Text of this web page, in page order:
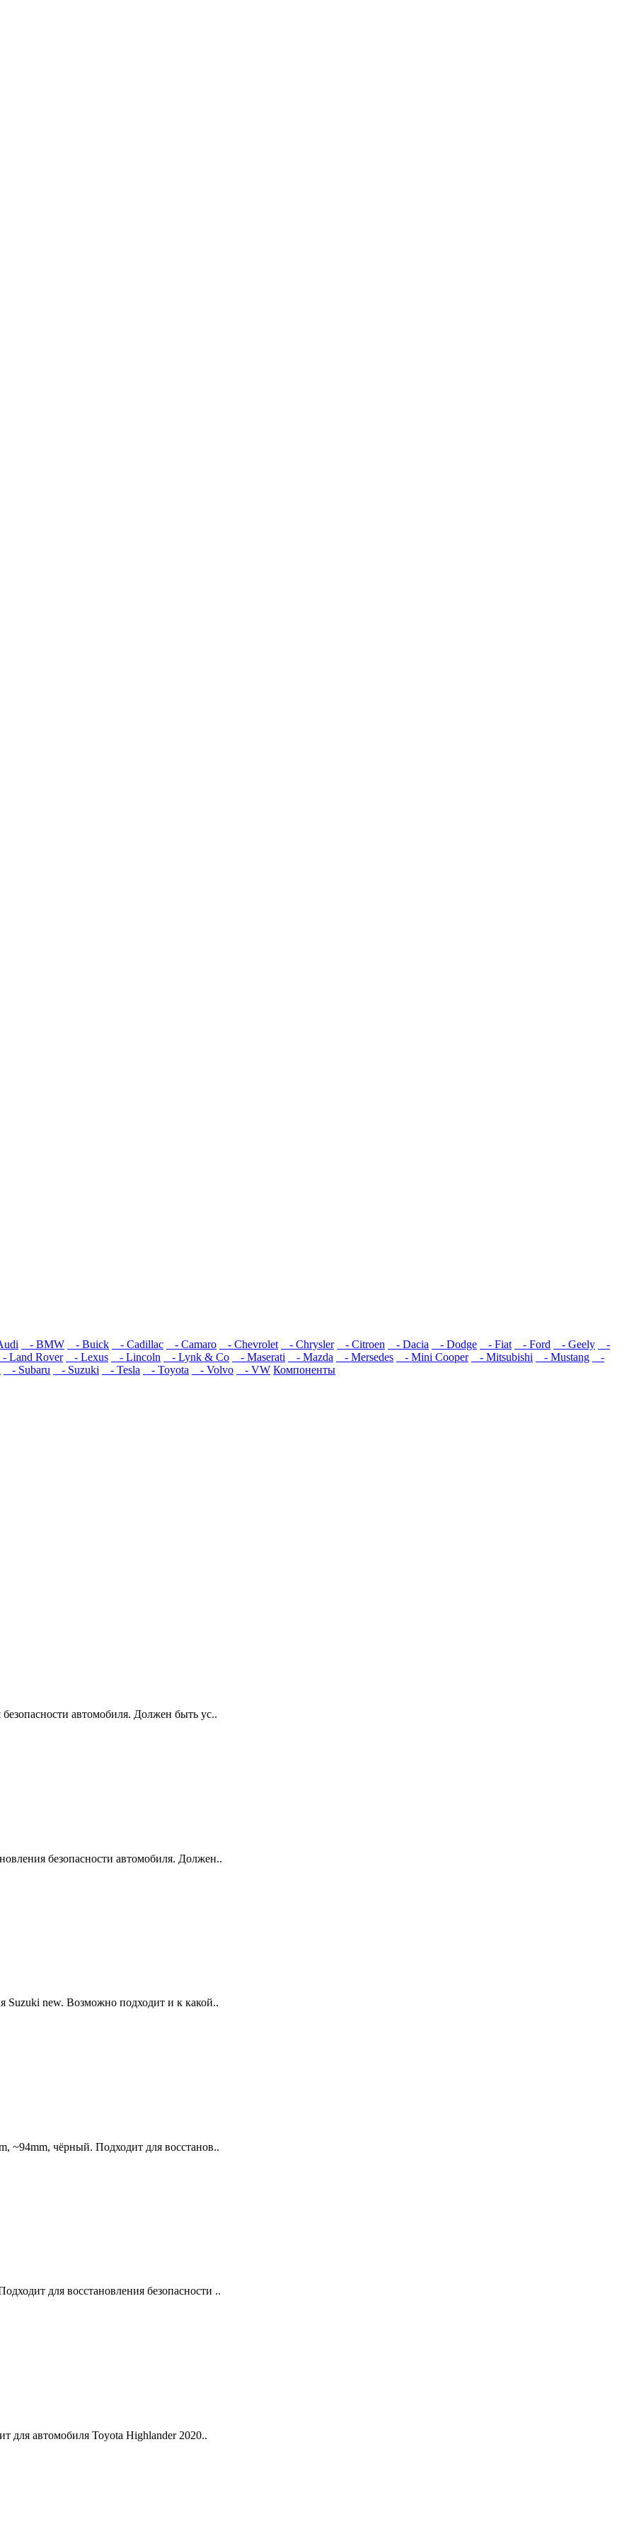
- BMW - Buick - Cadillac - Camaro - Chevrolet - Chrysler - Citroen - Dacia - Dodge - Fiat - Ford - Geely
-
Rover
- Lexus - Lincoln - Lynk & Co - Maserati - Mazda - Mersedes - Mini Cooper - Mitsubishi - Mustang
-
- Subaru - Suzuki - Tesla - Toyota - Volvo - VW Компоненты
автомобиля. Должен быть ус..
безопасности автомобиля. Должен..
Suzuki new. Возможно подходит и к какой..
~94mm, чёрный. Подходит для восстанов..
для восстановления безопасности ..
для автомобиля Toyota Highlander 2020..